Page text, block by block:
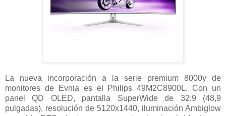
La nueva incorporación a la serie premium 8000y de
monitores de Evnia es el Philips 49M2C8900L. Con un
panel QD OLED, pantalla SuperWide de 32:9 (48,9
pulgadas), resolución de 5120x1440, iluminación Ambiglow